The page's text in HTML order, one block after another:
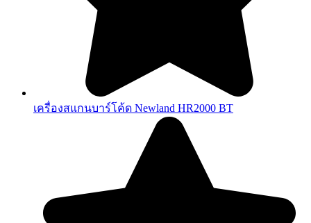
เครื่องสแกนบาร์โค้ด Newland HR2000 BT